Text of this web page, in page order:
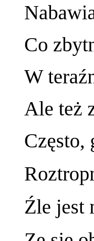
Co
W
Ale też
Często,
Źle jest